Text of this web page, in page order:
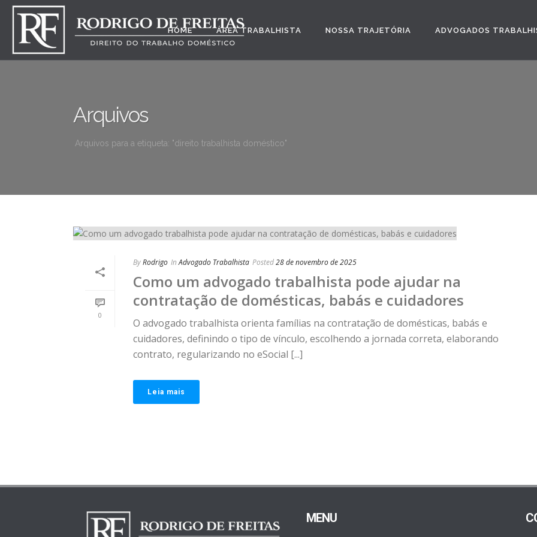
HOME ÁREA TRABALHISTA NOSSA TRAJETÓRIA ADVOGADOS
Arquivos
Arquivos para a etiqueta: "direito trabalhista doméstico"
0
ByRodrigo In Advogado Trabalhista Posted28 de novembro de 2025
Como um advogado trabalhista pode ajudar na
contratação de domésticas, babás e cuidadores
O advogado trabalhista orienta famílias na contratação de domésticas, babás e
cuidadores, definindo o tipo de vínculo, escolhendo a jornada correta, elaborando
contrato, regularizando no eSocial [...]
Leia mais
MENU